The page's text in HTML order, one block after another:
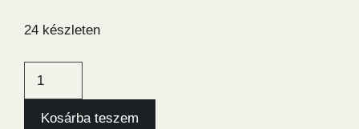
24 készleten
JSB
Heavy
Kosárba teszem